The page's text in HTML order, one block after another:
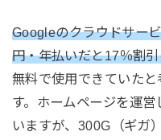
Googleのクラウドサー
円・年払いだと17％割
無料で使用できていた
す。ホームページを運
いますが、300G（ギガ